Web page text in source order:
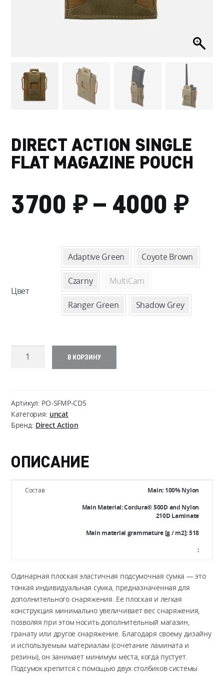
DIRECT ACTION SINGLE
FLAT MAGAZINE POUCH
3700 ₽– 4000 ₽
–
Цвет
Adaptive Green Coyote Brown
Czarny MultiCam
Ranger Green Shadow Grey
Количество
SINGLE
Flat
Magazine
В КОРЗИНУ
Артикул: PO-SFMP-CD5
Категория: uncat
Бренд: Direct Action
ОПИСАНИЕ
Состав
Main: 100% Nylon
Main Material: Cordura® 500D and Nylon
210D Laminate
Main material grammature [g / m2]: 518
:
Одинарная плоская эластичная подсумочная сумка — это
тонкая индивидуальная сумка, предназначенная для
дополнительного снаряжения. Ее плоская и легкая
конструкция минимально увеличивает вес снаряжения,
позволяя при этом носить дополнительный магазин,
гранату или другое снаряжение. Благодаря своему дизайну
и используемым материалам (сочетание ламината и
резины), он занимает минимум места, когда пустует.
Подсумок крепится с помощью двух столбиков системы